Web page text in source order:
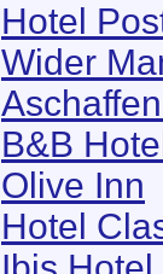
Hotel
Wider
B&B Hotel
Olive Inn
Hotel